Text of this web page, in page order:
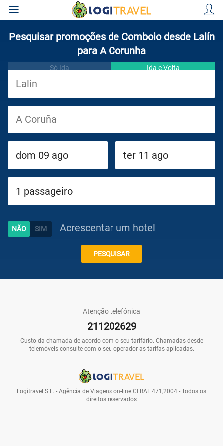
Cruzeiros
Circuitos
Caraíbas
Pesquisar promoções de Comboio desde Lalín
para A Corunha
Só Ida Ida e Volta
Acrescentar um hotel
PESQUISAR
Atenção telefónica
211202629
Custo da chamada de acordo com o seu tarifário. Chamadas desde
telemóveis consulte com o seu operador as tarifas aplicadas.
Logitravel S.L. - Agência de Viagens on-line CI.BAL 471,2004 - Todos os
direitos reservados